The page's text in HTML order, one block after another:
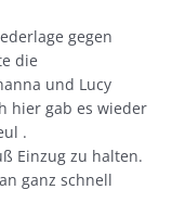
gegen
die
und Lucy
hier gab es wieder
.
Einzug zu halten.
ganz schnell